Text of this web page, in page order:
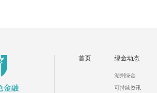
首页 绿金动态
湖州绿金
可持续资讯